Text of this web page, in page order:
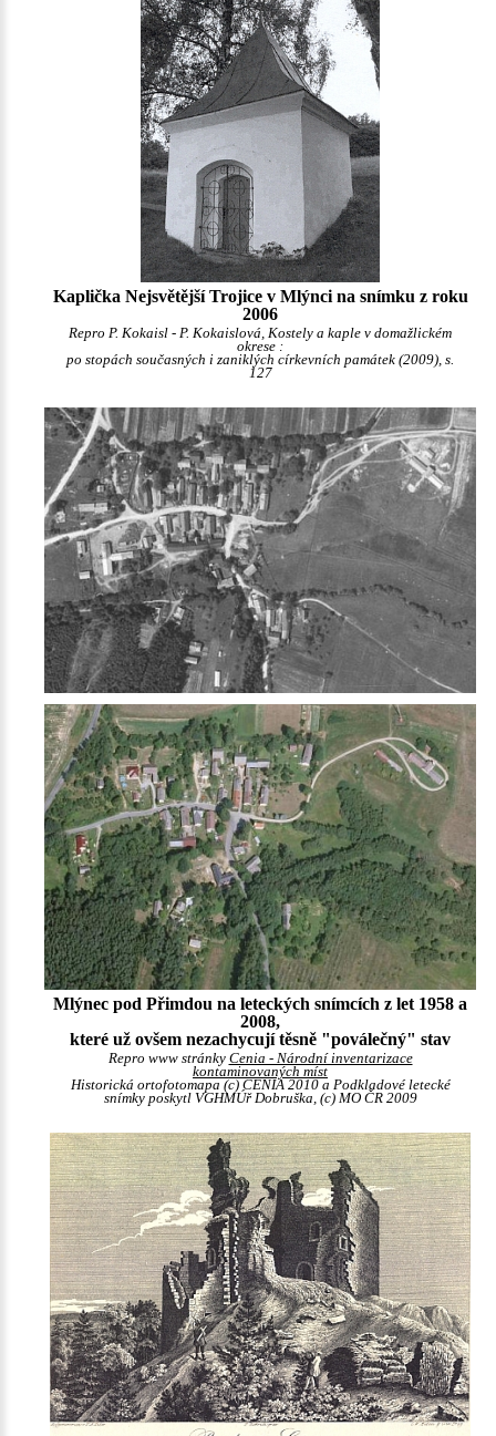
Kaplička Nejsvětější Trojice v Mlýnci na snímku z roku
2006
Repro P. Kokaisl - P. Kokaislová, Kostely a kaple v domažlickém
okrese :
po stopách současných i zaniklých církevních památek (2009), s.
127
Mlýnec pod Přimdou na leteckých snímcích z let 1958 a
2008,
které už ovšem nezachycují těsně "poválečný" stav
Repro www stránky Cenia - Národní inventarizace
kontaminovaných míst
Historická ortofotomapa (c) CENIA 2010 a Podkladové letecké
snímky poskytl VGHMÚř Dobruška, (c) MO ČR 2009